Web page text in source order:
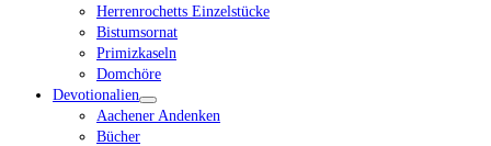
Herrenrochetts Einzelstücke
Bistumsornat
Primizkaseln
Domchöre
Devotionalien
Aachener Andenken
Bücher